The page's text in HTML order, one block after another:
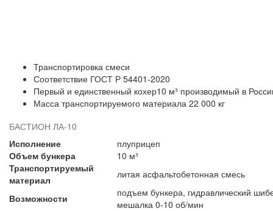
Транспортировка смеси
Соответствие ГОСТ Р 54401-2020
Первый и единственный кохер10 м³ производимый в
Масса транспортируемого материала 22 000 кг
БАСТИОН ЛА-10
Исполнение
плуприцеп
Объем бункера
10 м³
Транспортируемый
материал
литая асфальтобетонная смесь
Возможности
подъем бункера, гидравлический
мешалка 0-10 об/мин